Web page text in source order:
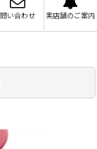
問い合わせ 実店舗のご案内